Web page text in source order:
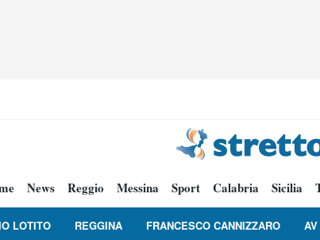
News Reggio Messina Sport Calabria Sicilia
LOTITO REGGINA FRANCESCO CANNIZZARO